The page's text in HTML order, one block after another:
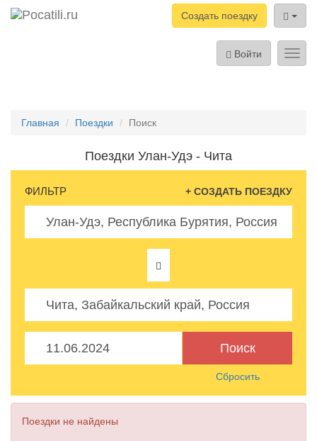
Создать поездку
Войти
Главная Поездки Поиск
Поездки Улан-Удэ - Чита
ФИЛЬТР + СОЗДАТЬ ПОЕЗДКУ
Поиск
Сбросить
Поездки не найдены